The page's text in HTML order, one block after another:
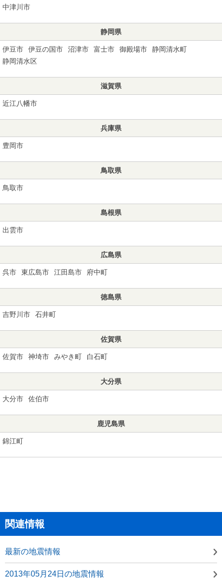
中津川市
静岡県
伊豆市 伊豆の国市 沼津市 富士市 御殿場市
静岡清水町
静岡清水区
滋賀県
近江八幡市
兵庫県
豊岡市
鳥取県
鳥取市
島根県
出雲市
広島県
呉市 東広島市 江田島市 府中町
徳島県
吉野川市 石井町
佐賀県
佐賀市 神埼市 みやき町 白石町
大分県
大分市 佐伯市
鹿児島県
錦江町
関連情報
最新の地震情報
2013年05月24日の地震情報